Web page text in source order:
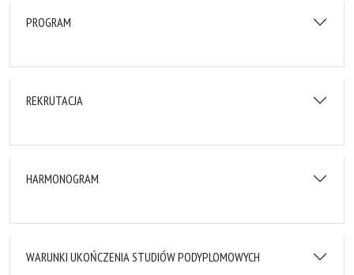
PROGRAM
REKRUTACJA
HARMONOGRAM
WARUNKI UKOŃCZENIA STUDIÓW PODYPLOMOWYCH